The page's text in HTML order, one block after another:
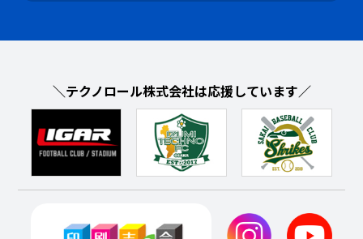
＼テクノロール株式会社は応援しています／